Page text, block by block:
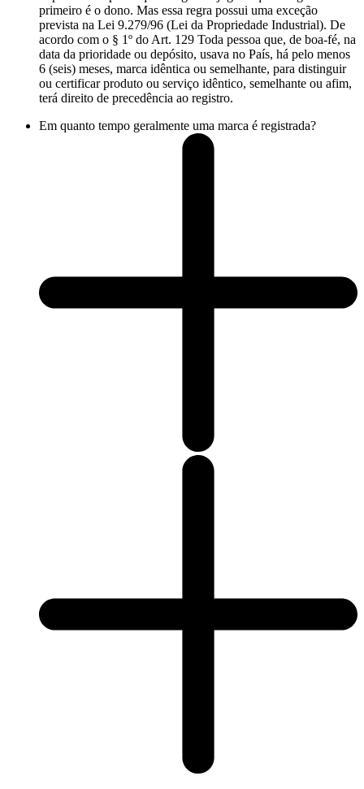
primeiro é o dono. Mas essa regra possui uma exceção
prevista na Lei 9.279/96 (Lei da Propriedade Industrial). De
acordo com o § 1º do Art. 129 Toda pessoa que, de boa-fé, na
data da prioridade ou depósito, usava no País, há pelo menos
6 (seis) meses, marca idêntica ou semelhante, para distinguir
ou certificar produto ou serviço idêntico, semelhante ou afim,
terá direito de precedência ao registro.
Em quanto tempo geralmente uma marca é registrada?